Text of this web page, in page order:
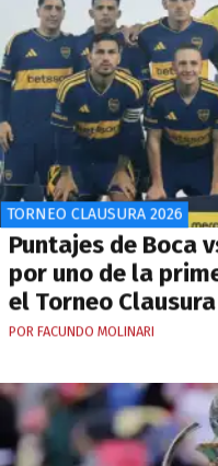
TORNEO CLAUSURA 2026
Puntajes de Boca
por uno de la
el Torneo Clausura
POR FACUNDO MOLINARI